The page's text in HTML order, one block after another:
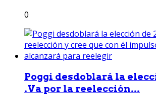
0
Poggi desdoblará la
.Va por la reelección...